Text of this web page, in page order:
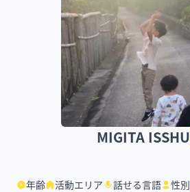
MIGITA ISSHU
年齢 活動エリア 話せる言語 性別